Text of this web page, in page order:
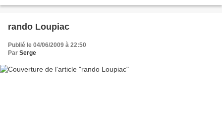
rando Loupiac
Publié le 04/06/2009 à 22:50
Par Serge